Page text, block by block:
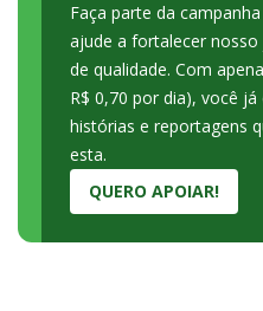
Faça parte da
ajude a fortalecer
de qualidade. Com
R$ 0,70 por dia), você
histórias e reportagens
esta.
QUERO APOIAR!